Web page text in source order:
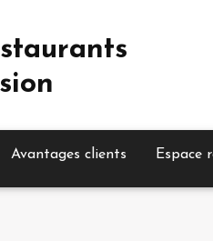
Avantages clients Espace